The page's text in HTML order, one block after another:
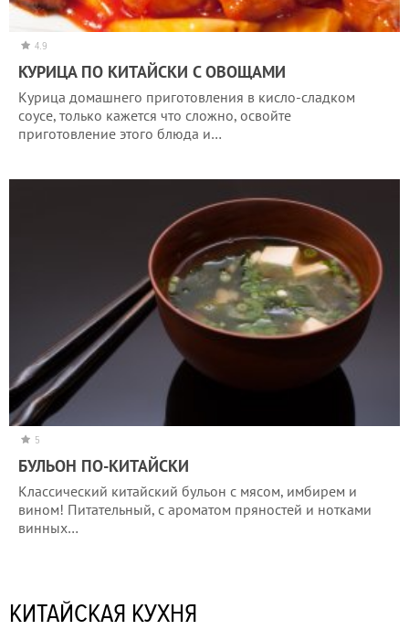
4.9
КУРИЦА ПО КИТАЙСКИ С ОВОЩАМИ
Курица домашнего приготовления в кисло-сладком
соусе, только кажется что сложно, освойте
приготовление этого блюда и…
5
БУЛЬОН ПО-КИТАЙСКИ
Классический китайский бульон с мясом, имбирем и
вином! Питательный, с ароматом пряностей и нотками
винных…
КИТАЙСКАЯ КУХНЯ